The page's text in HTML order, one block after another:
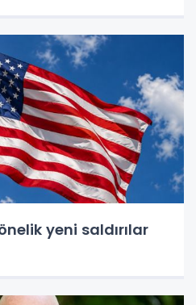
yeni saldırılar